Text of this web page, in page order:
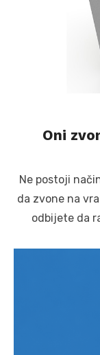
Oni
Ne postoji
da zvone na
odbijete da